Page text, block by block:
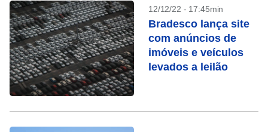
12/12/22 - 17:45min
Bradesco lança site
com anúncios de
imóveis e veículos
levados a leilão